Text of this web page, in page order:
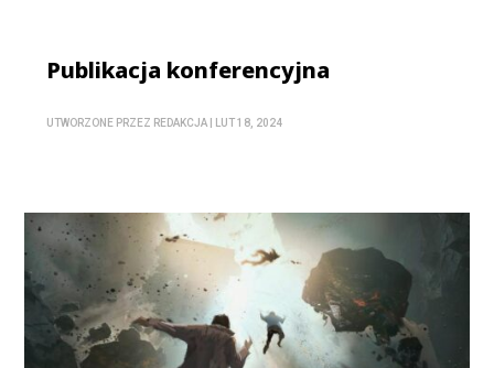
Publikacja konferencyjna
UTWORZONE PRZEZ REDAKCJA LUT 18, 2024